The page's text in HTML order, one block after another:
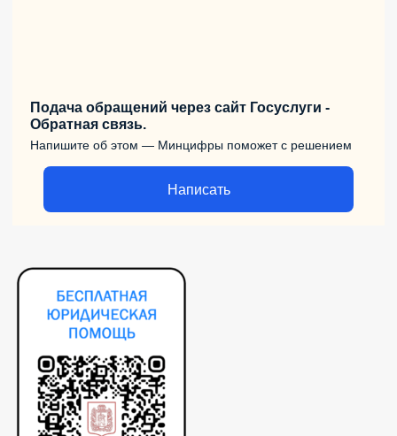
Подача обращений через сайт Госуслуги -
Обратная связь.
Напишите об этом — Минцифры поможет с решением
Написать